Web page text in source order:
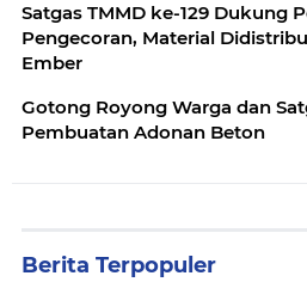
Satgas TMMD ke-129 Dukung
Pengecoran, Material
Ember
Gotong Royong Warga dan
Pembuatan Adonan Beton
Berita Terpopuler